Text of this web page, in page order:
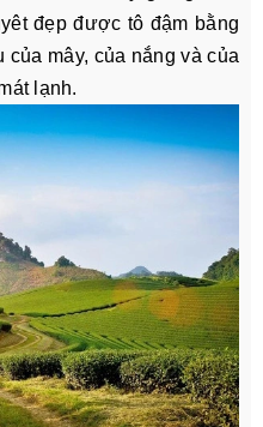
đẹp được tô đậm bằng
của mây, của nắng và của
lạnh.